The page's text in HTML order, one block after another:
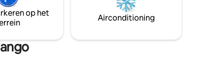
van
een hek dat privacy en veiligheid voor
hen biedt om buiten te genieten van een
groot kampvuur.
op het
Airconditioning